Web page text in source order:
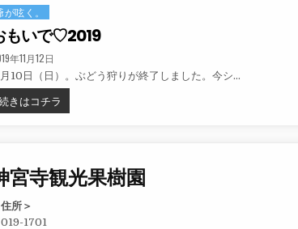
in
が呟く。
もいで♡2019
DATE:
年11月12日
月10日（日）。ぶどう狩りが終了しました。今シ…
きはコチラ
宮寺観光果樹園
住所＞
1701